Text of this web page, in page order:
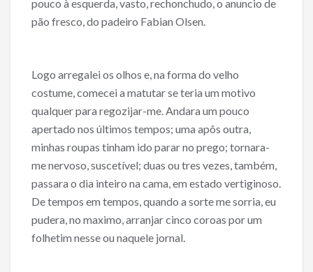
pouco à esquerda, vasto, rechonchudo, o anuncio de
pão fresco, do padeiro Fabian Olsen.
Logo arregalei os olhos e, na forma do velho
costume, comecei a matutar se teria um motivo
qualquer para regozijar-me. Andara um pouco
apertado nos últimos tempos; uma apôs outra,
minhas roupas tinham ido parar no prego; tornara-
me nervoso, suscetível; duas ou tres vezes, também,
passara o dia inteiro na cama, em estado vertiginoso.
De tempos em tempos, quando a sorte me sorria, eu
pudera, no maximo, arranjar cinco coroas por um
folhetim nesse ou naquele jornal.